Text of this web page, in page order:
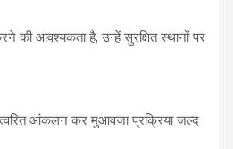
की आवश्यकता है, उन्हें सुरक्षित स्थानों पर
त्वरित आंकलन कर मुआवजा प्रक्रिया जल्द